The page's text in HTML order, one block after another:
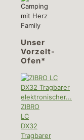
Unser
Vorzelt-
Ofen*
ZIBRO
LC
DX32
Tragbarer